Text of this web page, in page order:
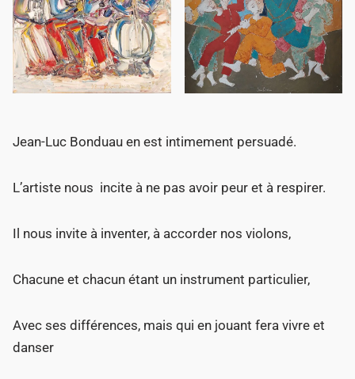
Jean-Luc Bonduau en est intimement persuadé.
L’artiste nous incite à ne pas avoir peur et à respirer.
Il nous invite à inventer, à accorder nos violons,
Chacune et chacun étant un instrument particulier,
Avec ses différences, mais qui en jouant fera vivre et
danser